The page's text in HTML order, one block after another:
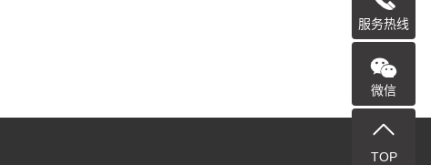
服务热线
微信
TOP